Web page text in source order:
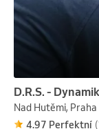
D.R.S. -
Nad Hutěmi,
4.97 Perfektní